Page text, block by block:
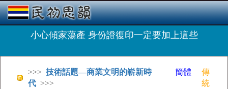
小心傾家蕩產 身份證復印一定要加上這些
>>> 技術話題—商業文明的嶄新時
代 >>>
簡體
傳
統